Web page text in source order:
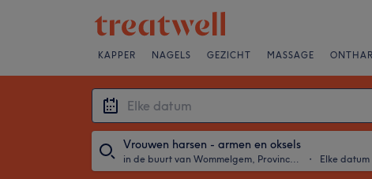
KAPPER NAGELS GEZICHT MASSAGE
Vrouwen harsen - armen en oksels
in de buurt van Wommelgem, Provincie Antwerpen ・ Elke datum